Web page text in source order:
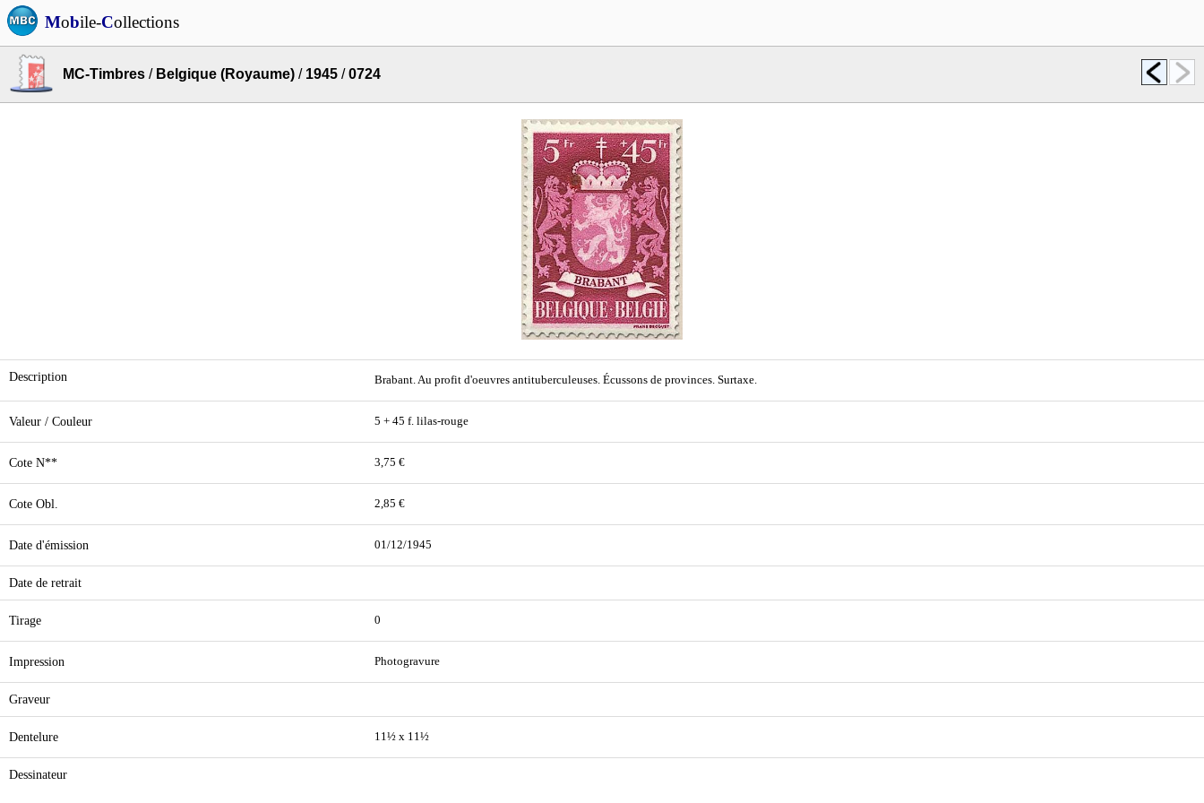
Mobile-Collections
MC-Timbres / Belgique (Royaume) / 1945 /0724
Description Brabant. Au profit d'oeuvres antituberculeuses. Écussons de provinces. Surtaxe.
Valeur / Couleur 5 + 45 f. lilas-rouge
Cote N** 3,75 €
Cote Obl. 2,85 €
Date d'émission 01/12/1945
Date de retrait
Tirage 0
Impression Photogravure
Graveur
Dentelure 11½ x 11½
Dessinateur